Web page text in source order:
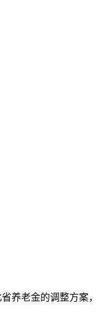
养老金的调整方案，